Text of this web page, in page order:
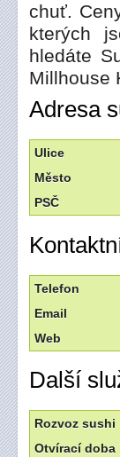
chuť.
kterých
hledáte
Millhouse
Adresa
Ulice
Město
PSČ
Telefon
Email
Web
Další
Rozvoz sushi
Otvírací doba